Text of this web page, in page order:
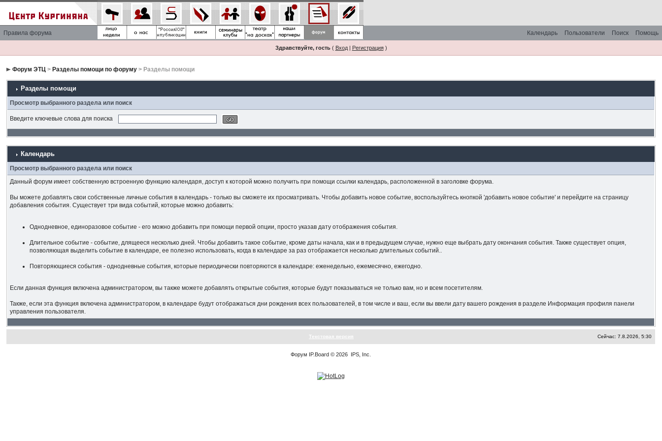
Правила форума Помощь
Поиск
Пользователи
Календарь
Здравствуйте, гость( Вход| Регистрация)
Форум ЭТЦ > Разделы помощи по форуму > Разделы помощи
Разделы помощи
Просмотр выбранного раздела или поиск
Введите ключевые слова для поиска
Календарь
Просмотр выбранного раздела или поиск
Данный форум имеет собственную встроенную функцию календаря, доступ к которой можно получить при помощи ссылки календарь, расположенной в заголовке форума.
Вы можете добавлять свои собственные личные события в календарь - только вы сможете их просматривать. Чтобы добавить новое событие, воспользуйтесь кнопкой 'добавить новое событие' и перейдите на страницу
добавления события. Существует три вида событий, которые можно добавить:
Однодневное, единоразовое событие - его можно добавить при помощи первой опции, просто указав дату отображения события.
Длительное событие - событие, длящееся несколько дней. Чтобы добавить такое событие, кроме даты начала, как и в предыдущем случае, нужно еще выбрать дату окончания события. Также существует опция,
позволяющая выделить событие в календаре, ее полезно использовать, когда в календаре за раз отображается несколько длительных событий..
Повторяющиеся события - однодневные события, которые периодически повторяются в календаре: еженедельно, ежемесячно, ежегодно.
Если данная функция включена администратором, вы также можете добавлять открытые события, которые будут показываться не только вам, но и всем посетителям.
Также, если эта функция включена администратором, в календаре будут отображаться дни рождения всех пользователей, в том числе и ваш, если вы ввели дату вашего рождения в разделе Информация профиля панели
управления пользователя.
Текстовая версия Сейчас: 7.8.2026, 5:30
Форум IP.Board © 2026 IPS, Inc